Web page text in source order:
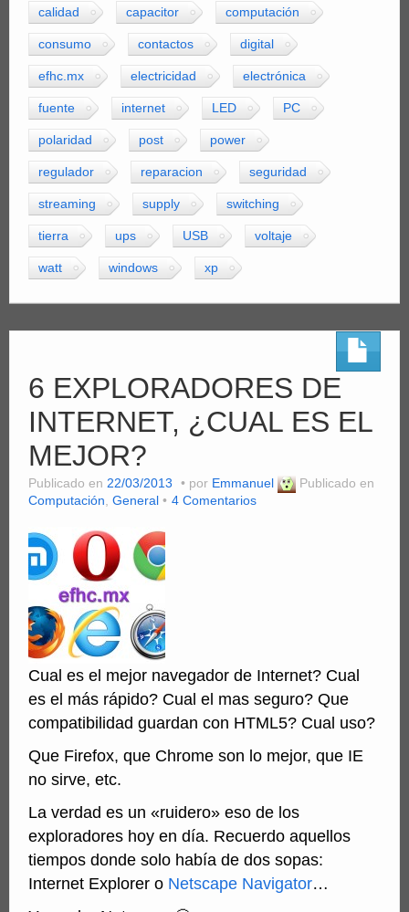
calidad capacitor computación
consumo contactos digital
efhc.mx electricidad electrónica
fuente internet LED PC
polaridad post power
regulador reparacion seguridad
streaming supply switching
tierra ups USB voltaje
watt windows xp
6 EXPLORADORES DE
INTERNET, ¿CUAL ES EL
MEJOR?
Publicado en 22/03/2013 por Emmanuel
Publicado en
Computación General 4 Comentarios
Cual es el mejor navegador de Internet? Cual
es el más rápido? Cual el mas seguro? Que
compatibilidad guardan con HTML5? Cual uso?
Que Firefox, que Chrome son lo mejor, que IE
no sirve, etc.
La verdad es un «ruidero» eso de los
exploradores hoy en día. Recuerdo aquellos
tiempos donde solo había de dos sopas:
Internet Explorer o Netscape Navigator…